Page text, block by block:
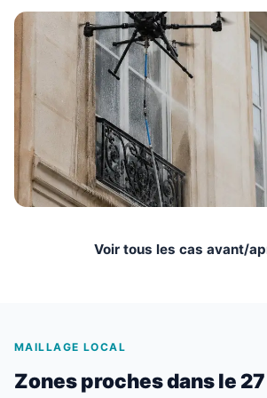
Voir tous les cas avant/
MAILLAGE LOCAL
Zones proches dans le 27